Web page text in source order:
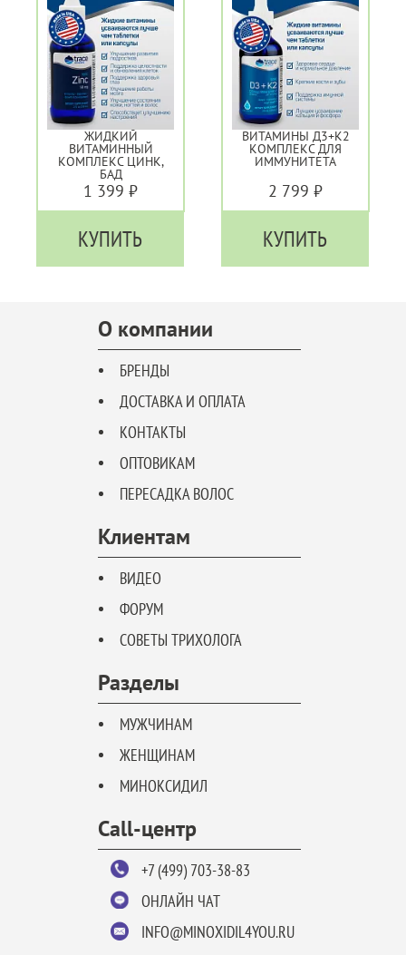
ЖИДКИЙ
ВИТАМИННЫЙ
КОМПЛЕКС ЦИНК,
БАД
1 399 ₽
КУПИТЬ
ВИТАМИНЫ Д3+К2
КОМПЛЕКС ДЛЯ
ИММУНИТЕТА
2 799 ₽
КУПИТЬ
О компании
БРЕНДЫ
ДОСТАВКА И ОПЛАТА
КОНТАКТЫ
ОПТОВИКАМ
ПЕРЕСАДКА ВОЛОС
Клиентам
ВИДЕО
ФОРУМ
СОВЕТЫ ТРИХОЛОГА
Разделы
МУЖЧИНАМ
ЖЕНЩИНАМ
МИНОКСИДИЛ
Call-центр
+7 (499) 703-38-83
ОНЛАЙН ЧАТ
INFO@MINOXIDIL4YOU.RU